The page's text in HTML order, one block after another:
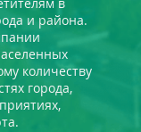
и района.
количеству
города,